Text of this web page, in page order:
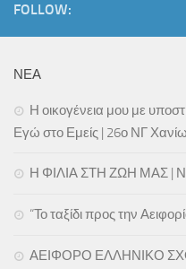
FOLLOW:
ΝΕΑ
Η οικογένεια μου με
Εγώ στο Εμείς | 26ο ΝΓ
Η ΦΙΛΙΑ ΣΤΗ ΖΩΗ ΜΑΣ |
“Το ταξίδι προς την
ΑΕΙΦΟΡΟ ΕΛΛΗΝΙΚΟ